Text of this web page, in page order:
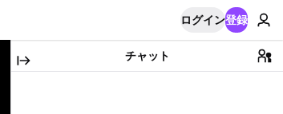
ログイン登録
チャット